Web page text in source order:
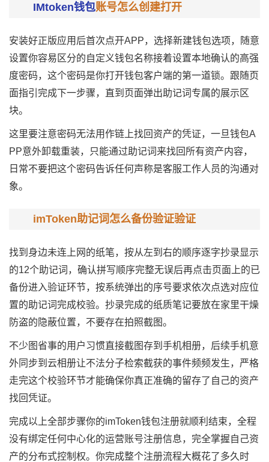
IMtoken钱包账号怎么创建打开
安装好正版应用后首次点开APP，选择新建钱包选项，随意
设置你容易区分的自定义钱包名称接着设置本地确认的高强
度密码，这个密码是你打开钱包客户端的第一道锁。跟随页
面指引完成下一步骤，直到页面弹出助记词专属的展示区
块。
这里要注意密码无法用作链上找回资产的凭证，一旦钱包A
PP意外卸载重装，只能通过助记词来找回所有资产内容，
日常不要把这个密码告诉任何声称是客服工作人员的沟通对
象。
imToken助记词怎么备份验证验证
找到身边未连上网的纸笔，按从左到右的顺序逐字抄录显示
的12个助记词，确认拼写顺序完整无误后再点击页面上的已
备份进入验证环节，按系统弹出的序号要求依次点选对应位
置的助记词完成校验。抄录完成的纸质笔记要放在家里干燥
防盗的隐蔽位置，不要存在拍照截图。
不少图省事的用户习惯直接截图存到手机相册，后续手机意
外同步到云相册让不法分子检索截获的事件频频发生，严格
走完这个校验环节才能确保你真正准确的留存了自己的资产
找回凭证。
完成以上全部步骤你的imToken钱包注册就顺利结束，全程
没有绑定任何中心化的运营账号注册信息，完全掌握自己资
产的分布式控制权。你完成整个注册流程大概花了多久时